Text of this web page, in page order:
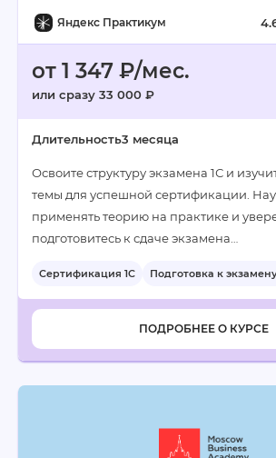
Яндекс Практикум
от 1 347 ₽/мес.
или сразу 33 000 ₽
Длительность3 месяца
Освоите структуру экзамена 1С и
темы для успешной сертификации.
применять теорию на практике и
подготовитесь к сдаче экзамена…
Сертификация 1С Подготовка к
ПОДРОБНЕЕ О КУРСЕ